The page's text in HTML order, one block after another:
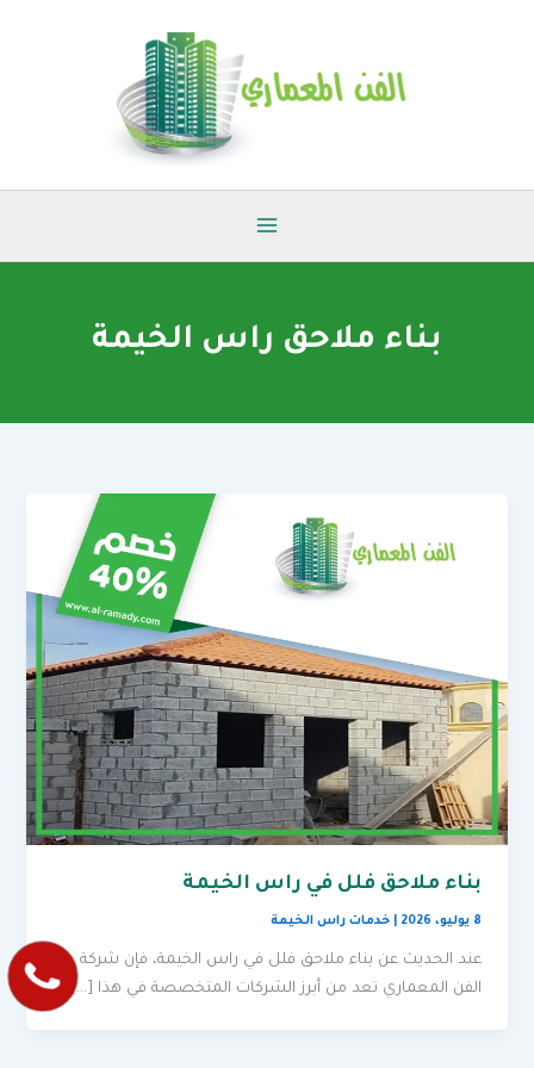
بناء ملاحق راس الخيمة
بناء ملاحق فلل في راس الخيمة
8 يوليو، 2026 |خدمات راس الخيمة
عند الحديث عن بناء ملاحق فلل في راس الخيمة، فإن شركة
الفن المعماري تعد من أبرز الشركات المتخصصة في هذا […]